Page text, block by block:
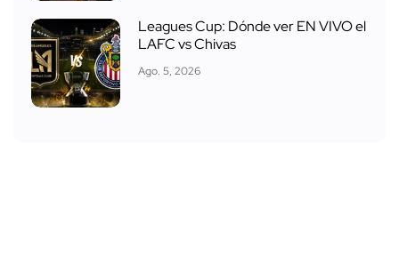
Leagues Cup: Dónde ver EN VIVO el
LAFC vs Chivas
Ago. 5, 2026